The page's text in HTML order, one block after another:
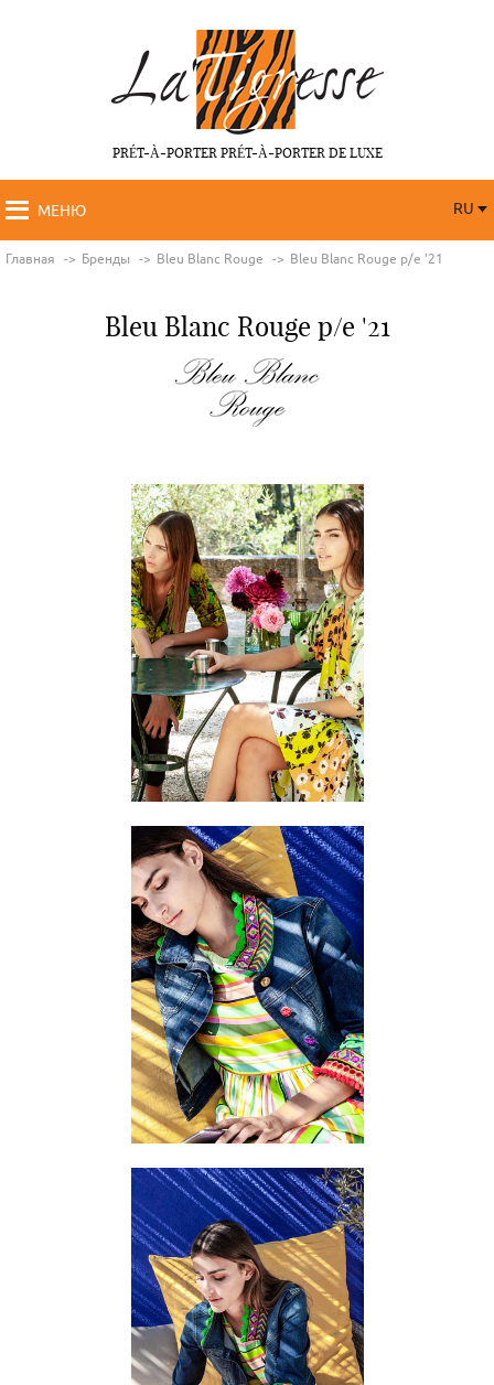
PRÉT-À-PORTER PRÉT-À-PORTER DE LUXE
МЕНЮ
RU
Главная Бренды Bleu Blanc Rouge Bleu Blanc Rouge p/e '21
Bleu Blanc Rouge p/e '21